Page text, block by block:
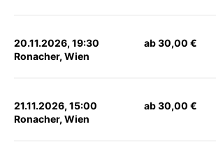
20.11.2026, 19:30
Ronacher, Wien
ab 30,00 €
21.11.2026, 15:00
Ronacher, Wien
ab 30,00 €